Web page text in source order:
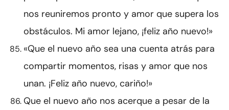
nos reuniremos pronto y amor que supera los
obstáculos. Mi amor lejano, ¡feliz año nuevo!»
«Que el nuevo año sea una cuenta atrás para
compartir momentos, risas y amor que nos
unan. ¡Feliz año nuevo, cariño!»
Que el nuevo año nos acerque a pesar de la